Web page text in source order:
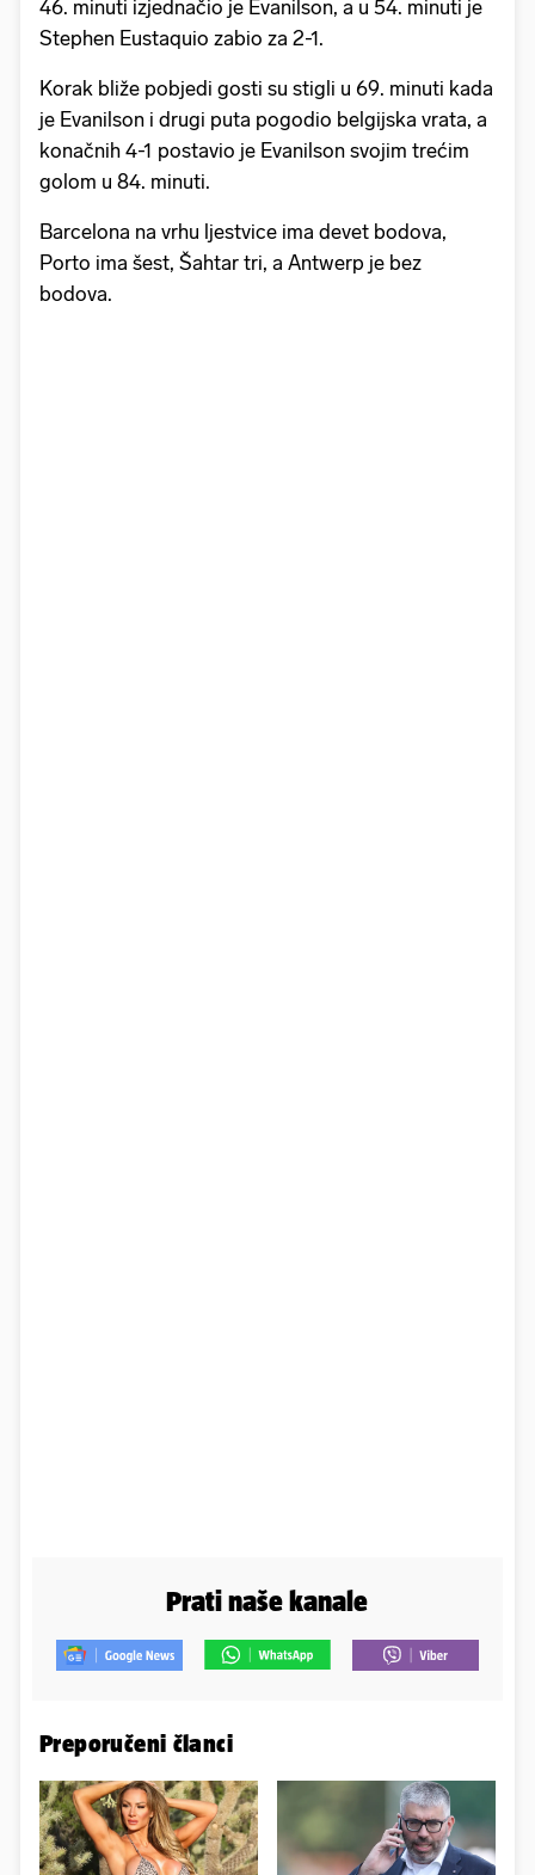
46. minuti izjednačio je Evanilson, a u 54. minuti je
Stephen Eustaquio zabio za 2-1.
Korak bliže pobjedi gosti su stigli u 69. minuti kada
je Evanilson i drugi puta pogodio belgijska vrata, a
konačnih 4-1 postavio je Evanilson svojim trećim
golom u 84. minuti.
Barcelona na vrhu ljestvice ima devet bodova,
Porto ima šest, Šahtar tri, a Antwerp je bez
bodova.
Prati naše kanale
Preporučeni članci